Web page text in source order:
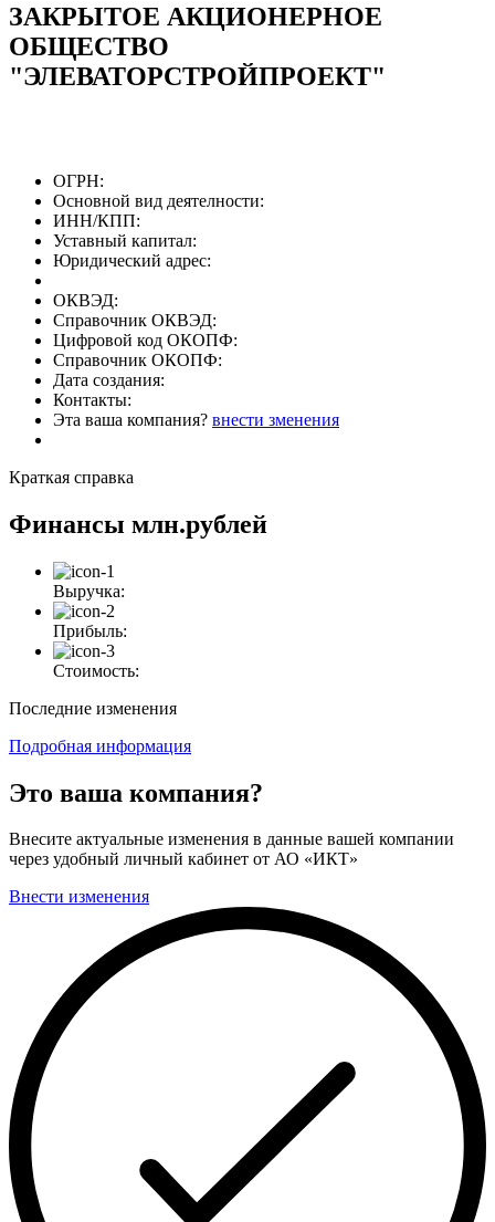
ЗАКРЫТОЕ АКЦИОНЕРНОЕ
ОБЩЕСТВО
"ЭЛЕВАТОРСТРОЙПРОЕКТ"
ОГРН:
Основной вид деятелности:
ИНН/КПП:
Уставный капитал:
Юридический адрес:
ОКВЭД:
Справочник ОКВЭД:
Цифровой код ОКОПФ:
Справочник ОКОПФ:
Дата создания:
Контакты:
Эта ваша компания? внести зменения
Краткая справка
Финансы млн.рублей
Выручка:
Прибыль:
Стоимость:
Последние изменения
Подробная информация
Это ваша компания?
Внесите актуальные изменения в данные вашей компании
через удобный личный кабинет от АО «ИКТ»
Внести изменения